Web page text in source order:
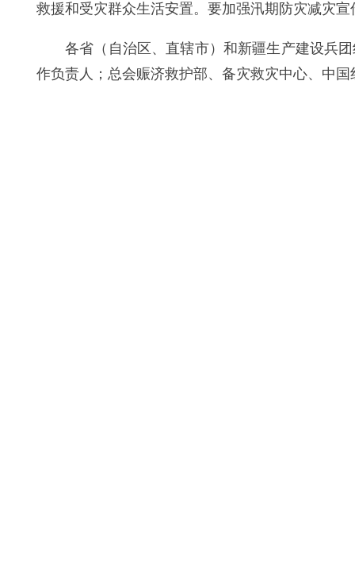
救援和受灾群众生活安置。要加强汛期防灾减灾
各省（自治区、直辖市）和新疆生产建设兵
作负责人；总会赈济救护部、备灾救灾中心、中